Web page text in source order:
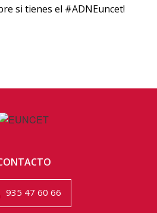
si tienes el #ADNEuncet!
935 47 60 66